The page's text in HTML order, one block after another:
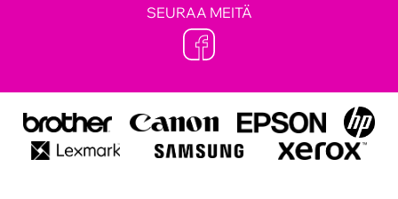
SEURAA MEITÄ